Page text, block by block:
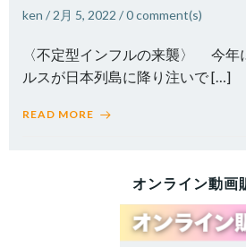
ken / 2月 5, 2022 /0comment(s)
〈不定型インフルの来襲〉 今年
ルスが日本列島に降り注いで […]
READ MORE
オンライン動画